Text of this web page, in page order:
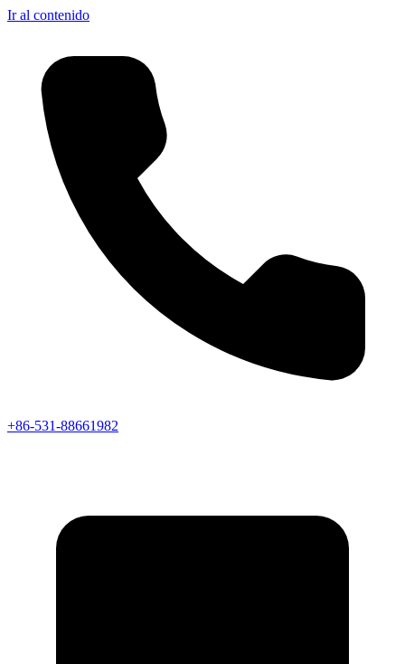
Ir al contenido
+86-531-88661982